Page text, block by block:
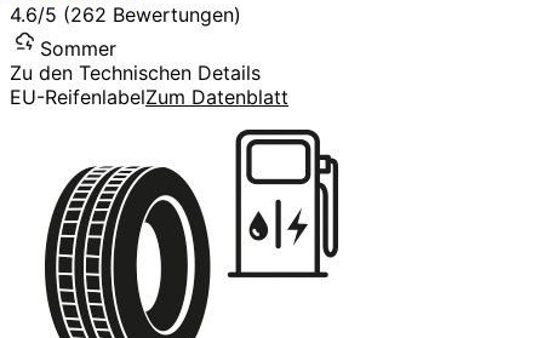
4.6/5 (262 Bewertungen)
Sommer
Zu den Technischen Details
EU-ReifenlabelZum Datenblatt